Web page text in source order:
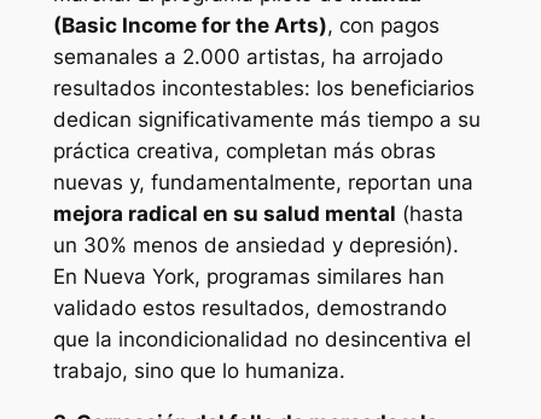
(Basic Income for the Arts), con pagos
semanales a 2.000 artistas, ha arrojado
resultados incontestables: los beneficiarios
dedican significativamente más tiempo a su
práctica creativa, completan más obras
nuevas y, fundamentalmente, reportan una
mejora radical en su salud mental (hasta
un 30% menos de ansiedad y depresión).
En Nueva York, programas similares han
validado estos resultados, demostrando
que la incondicionalidad no desincentiva el
trabajo, sino que lo humaniza.